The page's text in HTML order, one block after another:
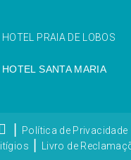
HOTEL PRAIA DE LOBOS
HOTEL SANTA MARIA
Política de Privacidade
Litígios
Livro de